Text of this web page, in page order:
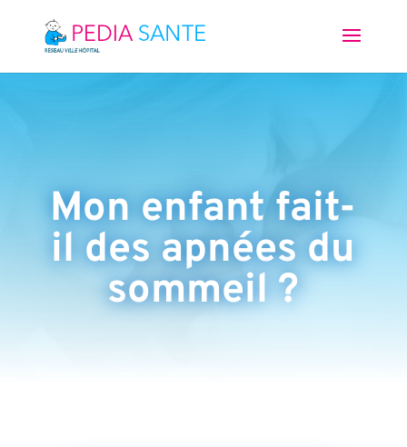
Mon enfant fait-
il des apnées du
sommeil ?